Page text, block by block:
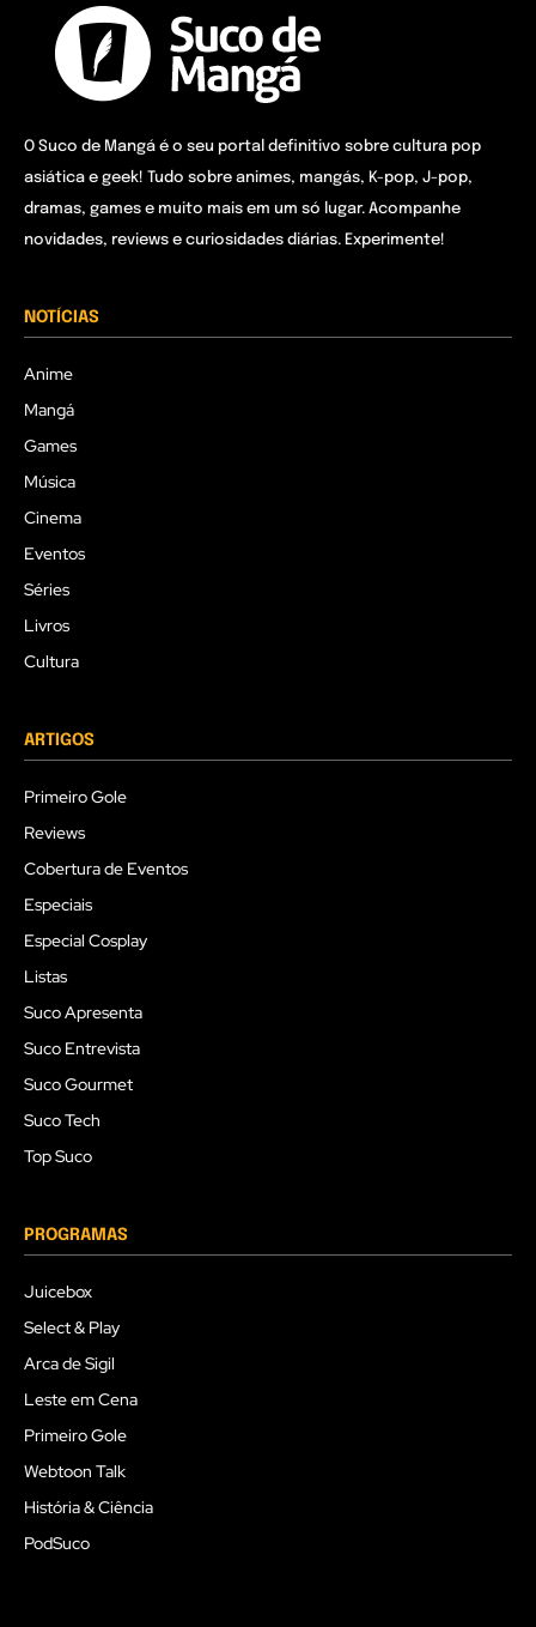
O Suco de Mangá é o seu portal definitivo sobre cultura pop
asiática e geek! Tudo sobre animes, mangás, K-pop, J-pop,
dramas, games e muito mais em um só lugar. Acompanhe
novidades, reviews e curiosidades diárias. Experimente!
NOTÍCIAS
Anime
Mangá
Games
Música
Cinema
Eventos
Séries
Livros
Cultura
ARTIGOS
Primeiro Gole
Reviews
Cobertura de Eventos
Especiais
Especial Cosplay
Listas
Suco Apresenta
Suco Entrevista
Suco Gourmet
Suco Tech
Top Suco
PROGRAMAS
Juicebox
Select & Play
Arca de Sigil
Leste em Cena
Primeiro Gole
Webtoon Talk
História & Ciência
PodSuco